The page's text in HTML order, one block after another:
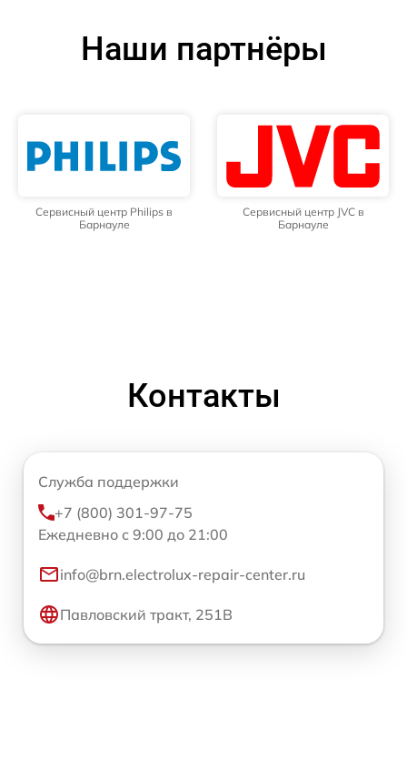
Наши партнёры
Сервисный центр Philips в
Барнауле
Сервисный центр JVC в
Барнауле
Контакты
Служба поддержки
+7 (800) 301-97-75
Ежедневно с 9:00 до 21:00
info@brn.electrolux-repair-center.ru
Павловский тракт, 251В